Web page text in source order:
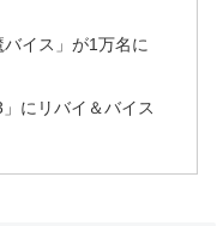
イス」が1万名に
にリバイ＆バイス